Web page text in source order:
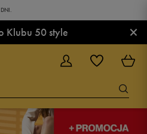
Klubu 50 style ×